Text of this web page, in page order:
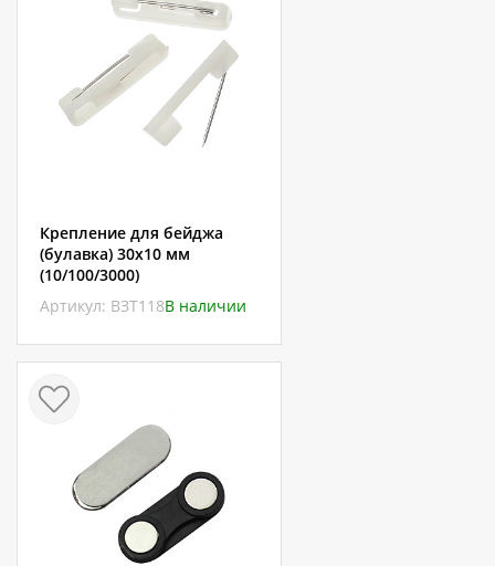
Крепление для бейджа
(булавка) 30х10 мм
(10/100/3000)
Артикул: ВЗТ118В наличии